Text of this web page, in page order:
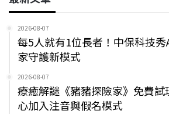
2026-08-07
每5人就有1位長者！中保科技
家守護新模式
2026-08-07
療癒解謎《豬豬探險家》免費
心加入注音與假名模式